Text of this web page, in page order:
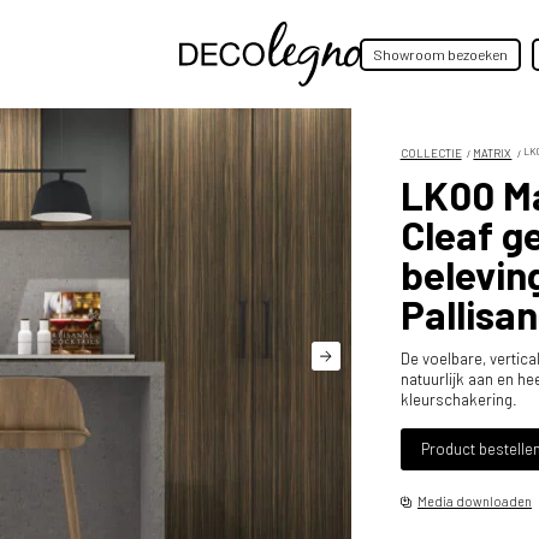
Showroom bezoeken
COLLECTIE MATRIX
LK00
Cleaf
De voelbare,
natuurlijk aan en
kleurschakering.
Product bestellen
Media downloaden